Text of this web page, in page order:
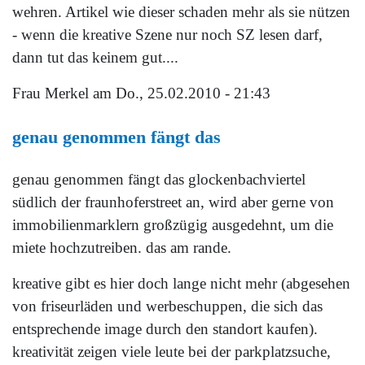
wehren. Artikel wie dieser schaden mehr als sie nützen
- wenn die kreative Szene nur noch SZ lesen darf,
dann tut das keinem gut....
Frau Merkel am Do., 25.02.2010 - 21:43
genau genommen fängt das
genau genommen fängt das glockenbachviertel
südlich der fraunhoferstreet an, wird aber gerne von
immobilienmarklern großzügig ausgedehnt, um die
miete hochzutreiben. das am rande.
kreative gibt es hier doch lange nicht mehr (abgesehen
von friseurläden und werbeschuppen, die sich das
entsprechende image durch den standort kaufen).
kreativität zeigen viele leute bei der parkplatzsuche,